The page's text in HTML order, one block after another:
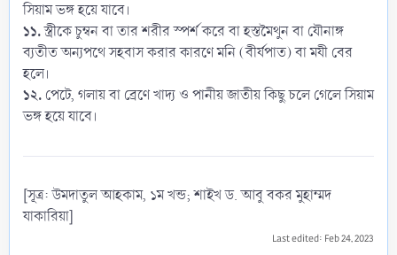
সিয়াম ভঙ্গ হয়ে যাবে।
১১.স্ত্রীকে চুম্বন বা তার শরীর স্পর্শ করে বা হস্তমৈথুন বা যৌনাঙ্গ
ব্যতীত অন্যপথে সহবাস করার কারণে মনি (বীর্যপাত) বা মযী বের
হলে।
১২. পেটে, গলায় বা ব্রেণে খাদ্য ও পানীয় জাতীয় কিছু চলে গেলে সিয়াম
ভঙ্গ হয়ে যাবে।
[সূত্র: উমদাতুল আহকাম, ১ম খন্ড; শাইখ ড. আবু বকর মুহাম্মদ
যাকারিয়া]
Last edited: Feb 24, 2023